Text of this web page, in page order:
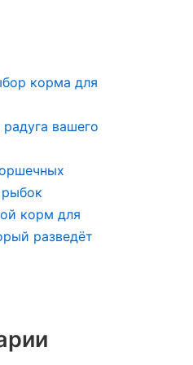
корма для
вашего
корм для
разведёт